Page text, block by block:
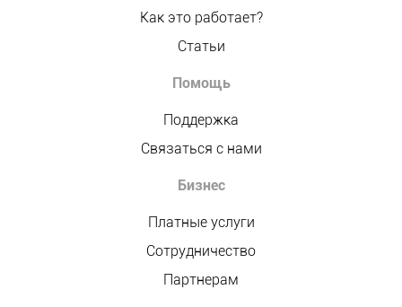
Как это работает?
Статьи
Помощь
Поддержка
Связаться с нами
Бизнес
Платные услуги
Сотрудничество
Партнерам